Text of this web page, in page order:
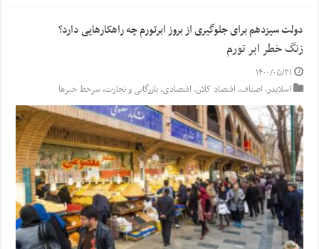
دولت سیزدهم برای جلوگیری از بروز ابرتورم چه راهکارهایی دارد؟
زنگ خطر ابر تورم
۱۴۰۰/۰۵/۳۱
اسلایدر,اصناف,اقتصاد کلان,اقتصادی,بازرگانی و تجارت,سرخط خبرها